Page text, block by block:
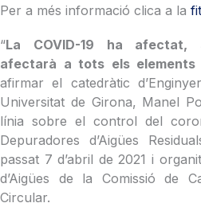
Per a més informació clica a la
“La COVID-19 ha afectat,
afectarà a tots els elements
afirmar el catedràtic
Universitat de Girona, Manel
línia sobre el control del
Depuradores d’Aigües
passat 7 d’abril de 2021 i
d’Aigües de la Comissió de
Circular.